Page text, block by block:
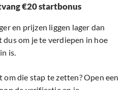
€20 startbonus
en prijzen liggen lager dan
dus om je te verdiepen in hoe
is.
die stap te zetten? Open een